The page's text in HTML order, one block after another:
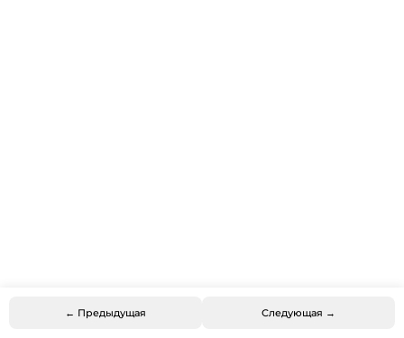
← Предыдущая Следующая →